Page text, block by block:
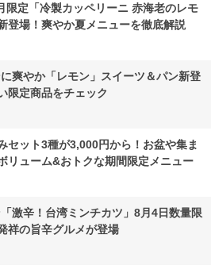
限定「冷製カッペリーニ 赤海老のレモ
登場！爽やか夏メニューを徹底解説
爽やか「レモン」スイーツ＆パン新登
限定商品をチェック
セット3種が3,000円から！お盆や集ま
リューム&おトクな期間限定メニュー
激辛！台湾ミンチカツ」8月4日数量限
祥の旨辛グルメが登場